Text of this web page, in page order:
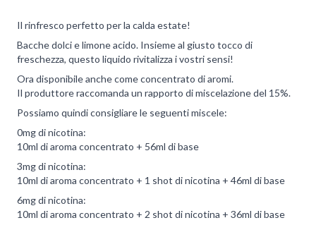
Il rinfresco perfetto per la calda estate!
Bacche dolci e limone acido. Insieme al giusto tocco di
freschezza, questo liquido rivitalizza i vostri sensi!
Ora disponibile anche come concentrato di aromi.
Il produttore raccomanda un rapporto di miscelazione del 15%.
Possiamo quindi consigliare le seguenti miscele:
0mg di nicotina:
10ml di aroma concentrato + 56ml di base
3mg di nicotina:
10ml di aroma concentrato + 1 shot di nicotina + 46ml di base
6mg di nicotina:
10ml di aroma concentrato + 2 shot di nicotina + 36ml di base